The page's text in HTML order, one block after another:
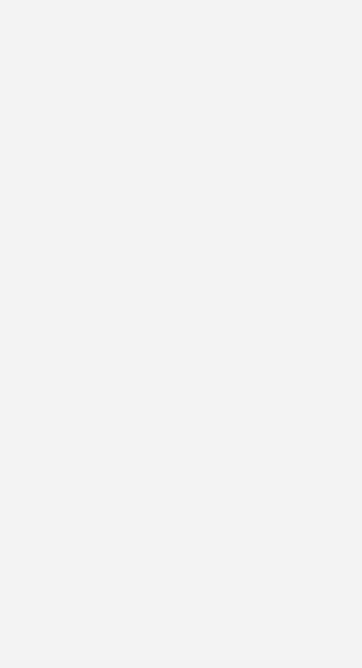
des SchornsteinfegerHandwerks
der Wärmewende?
bei Ofen-Innovativ
– Ofenbau im Zeichen der
zur nachhaltigen Waldwirtschaft
Thema nicht nur in Unternehmen